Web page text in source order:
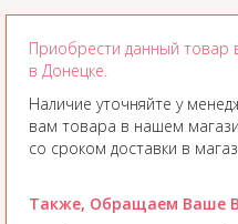
Приобрести данный
в Донецке.
Наличие уточняйте у
вам товара в нашем
со сроком доставки в
Также, Обращаем Ваше